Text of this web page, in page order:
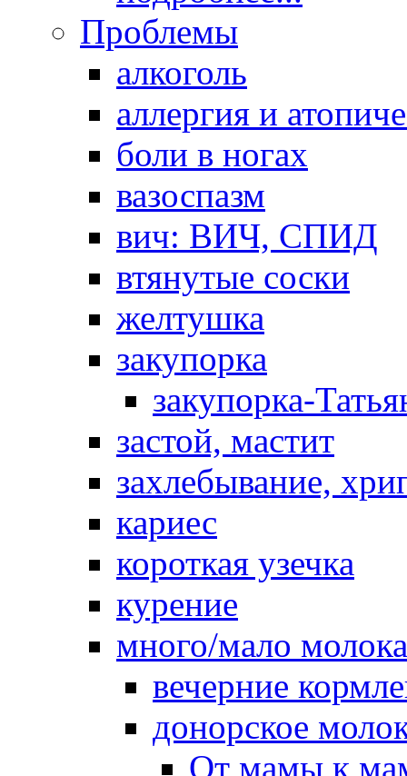
Проблемы
алкоголь
аллергия и
боли в ногах
вазоспазм
вич: ВИЧ, СПИД
втянутые соски
желтушка
закупорка
закупорка-
застой, мастит
захлебывание,
кариес
короткая узечка
курение
много/мало молока
вечерние
донорское
От мамы к